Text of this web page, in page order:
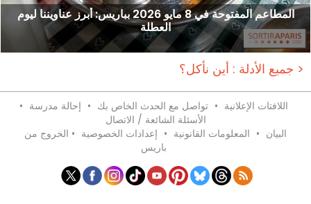
المطاعم المفتوحة في 8 مايو 2026 بباريس: أبرز عناويننا ليوم
العطلة
جميع الأدلة : أين نأكل؟ >
اللافتات الإعلانية • تواصل مع الحدث الخاص بك • إحالة مدرسة •
الأسئلة الشائعة / الاتصال
البيان • المعلومات القانونية • إعدادات الخصوصية • الخروج من
باريس